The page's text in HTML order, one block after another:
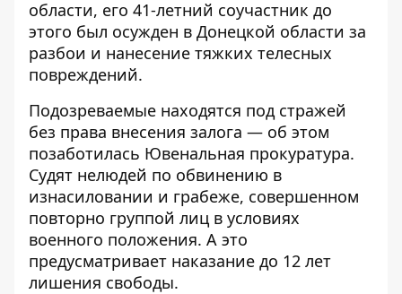
области, его 41-летний соучастник до
этого был осужден в Донецкой области за
разбои и нанесение тяжких телесных
повреждений.
Подозреваемые находятся под стражей
без права внесения залога — об этом
позаботилась Ювенальная прокуратура.
Судят нелюдей по обвинению в
изнасиловании и грабеже, совершенном
повторно группой лиц в условиях
военного положения. А это
предусматривает наказание до 12 лет
лишения свободы.